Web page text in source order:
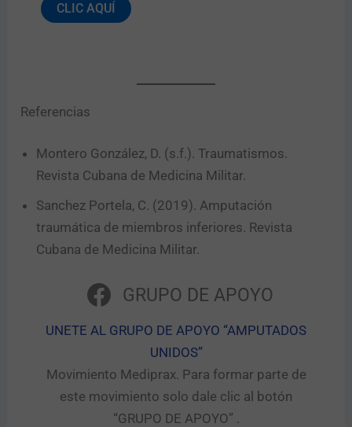
CLIC AQUÍ
Referencias
Montero González, D. (s.f.). Traumatismos.
Revista Cubana de Medicina Militar.
Sanchez Portela, C. (2019). Amputación
traumática de miembros inferiores. Revista
Cubana de Medicina Militar.
GRUPO DE APOYO
UNETE AL GRUPO DE APOYO “AMPUTADOS
UNIDOS”​
Movimiento Mediprax. Para formar parte de
este movimiento solo dale clic al botón
“GRUPO DE APOYO” .​